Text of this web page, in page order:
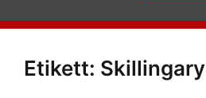
Etikett: